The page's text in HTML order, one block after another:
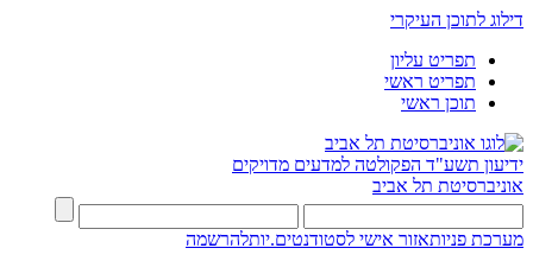
דילוג לתוכן העיקרי
תפריט עליון
תפריט ראשי
תוכן ראשי
ידיעון תשע"ד הפקולטה למדעים מדויקים
אוניברסיטת תל אביב
מערכת פניותאזור אישי לסטודנטים.יותלהרשמה